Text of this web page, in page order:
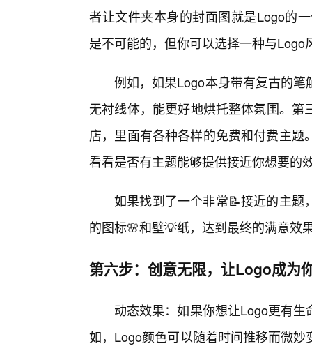
者让文件夹本身的封面图就是Logo的
是不可能的，但你可以选择一种与Logo
例如，如果Logo本身带有复古的
无衬线体，能更好地烘托整体氛围。
店，里面有各种各样的免费和付费主题
看看是否有主题能够提供接近你想要的
如果找到了一个非常📝接近的主题
的图标🌸和壁💡纸，达到最终的满意效
第六步：创意无限，让Logo成为
动态效果：如果你想让Logo更有
如，Logo颜色可以随着时间推移而微